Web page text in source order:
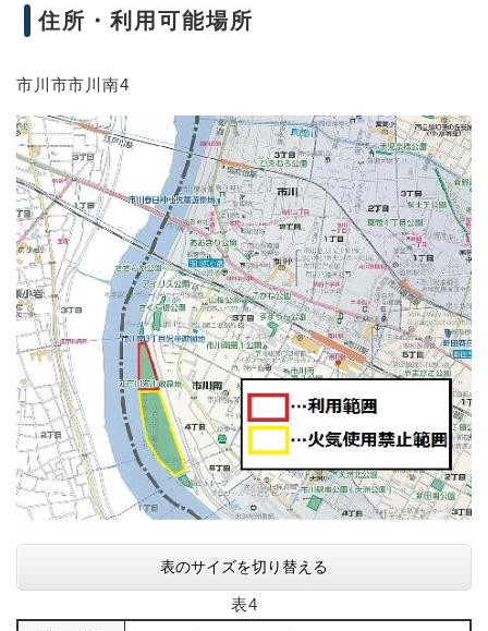
住所・利用可能場所
市川市市川南4
表のサイズを切り替える
表4